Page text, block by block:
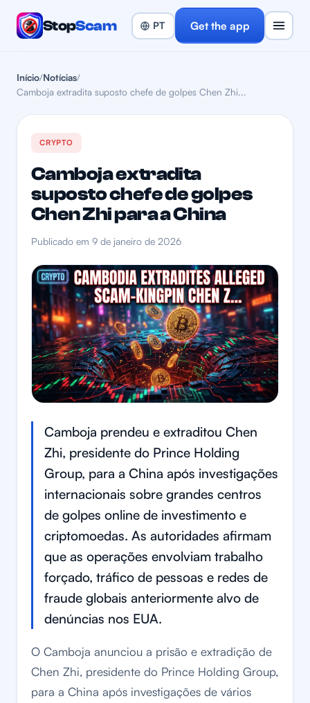
StopScam Get the app
Início/Notícias/
Camboja extradita suposto chefe de golpes Chen Zhi...
CRYPTO
Camboja extradita
suposto chefe de golpes
Chen Zhi para a China
Publicado em 9 de janeiro de 2026
Camboja prendeu e extraditou Chen
Zhi, presidente do Prince Holding
Group, para a China após investigações
internacionais sobre grandes centros
de golpes online de investimento e
criptomoedas. As autoridades afirmam
que as operações envolviam trabalho
forçado, tráfico de pessoas e redes de
fraude globais anteriormente alvo de
denúncias nos EUA.
O Camboja anunciou a prisão e extradição de
Chen Zhi, presidente do Prince Holding Group,
para a China após investigações de vários